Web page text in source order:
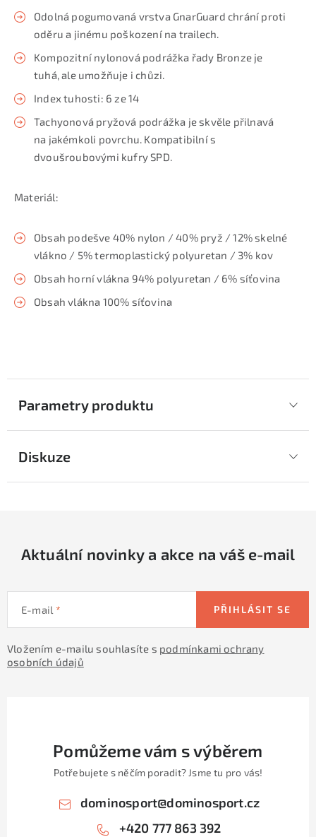
Odolná pogumovaná vrstva GnarGuard chrání proti
oděru a jinému poškození na trailech.
Kompozitní nylonová podrážka řady Bronze je
tuhá, ale umožňuje i chůzi.
Index tuhosti: 6 ze 14
Tachyonová pryžová podrážka je skvěle přilnavá
na jakémkoli povrchu. Kompatibilní s
dvoušroubovými kufry SPD.
Materiál:
Obsah podešve 40% nylon / 40% pryž / 12% skelné
vlákno / 5% termoplastický polyuretan / 3% kov
Obsah horní vlákna 94% polyuretan / 6% síťovina
Obsah vlákna 100% síťovina
Parametry produktu
Diskuze
Aktuální novinky a akce na váš e-mail
E-mail
Vložením e-mailu souhlasíte s podmínkami ochrany
osobních údajů
PŘIHLÁSIT SE
Pomůžeme vám s výběrem
Potřebujete s něčím poradit? Jsme tu pro vás!
dominosport@dominosport.cz
+420 777 863 392